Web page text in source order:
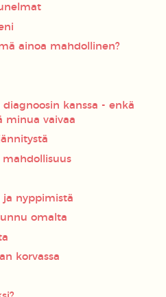
ainoa mahdollinen?
kanssa - enkä
minua vaivaa
mahdollisuus
ja nyppimistä
omalta
korvassa